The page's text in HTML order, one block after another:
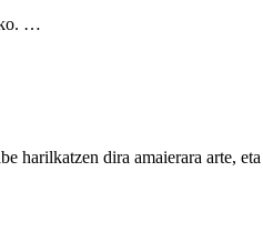
…
dira amaierara arte,